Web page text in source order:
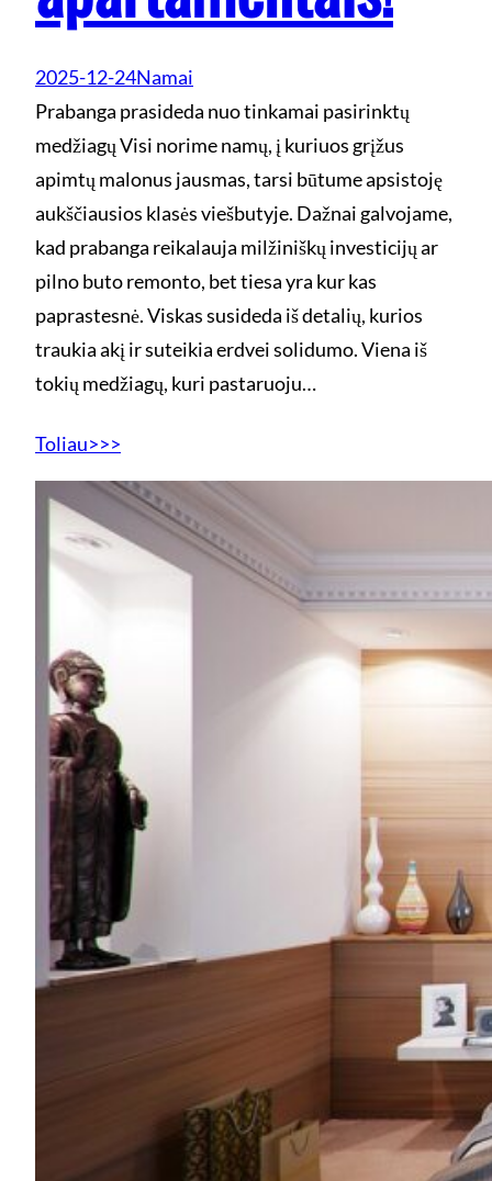
2025-12-24Namai
Prabanga prasideda nuo tinkamai pasirinktų
medžiagų Visi norime namų, į kuriuos grįžus
apimtų malonus jausmas, tarsi būtume apsistoję
aukščiausios klasės viešbutyje. Dažnai galvojame,
kad prabanga reikalauja milžiniškų investicijų ar
pilno buto remonto, bet tiesa yra kur kas
paprastesnė. Viskas susideda iš detalių, kurios
traukia akį ir suteikia erdvei solidumo. Viena iš
tokių medžiagų, kuri pastaruoju…
Toliau>>>